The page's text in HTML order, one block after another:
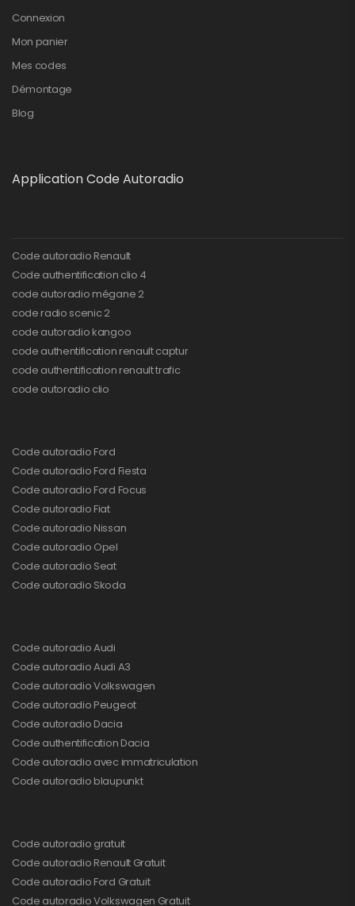
Connexion
Mon panier
Mes codes
Démontage
Blog
Application Code Autoradio
Code autoradio Renault
Code authentification clio 4
code autoradio mégane 2
code radio scenic 2
code autoradio kangoo
code authentification renault captur
code authentification renault trafic
code autoradio clio
Code autoradio Ford
Code autoradio Ford Fiesta
Code autoradio Ford Focus
Code autoradio Fiat
Code autoradio Nissan
Code autoradio Opel
Code autoradio Seat
Code autoradio Skoda
Code autoradio Audi
Code autoradio Audi A3
Code autoradio Volkswagen
Code autoradio Peugeot
Code autoradio Dacia
Code authentification Dacia
Code autoradio avec immatriculation
Code autoradio blaupunkt
Code autoradio gratuit
Code autoradio Renault Gratuit
Code autoradio Ford Gratuit
Code autoradio Volkswagen Gratuit